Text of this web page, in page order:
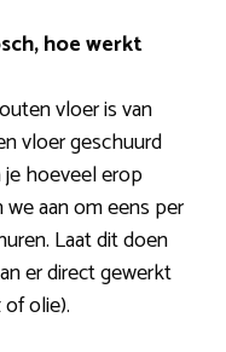
hoe werkt
vloer is van
vloer geschuurd
hoeveel erop
aan om eens per
Laat dit doen
er direct gewerkt
olie).